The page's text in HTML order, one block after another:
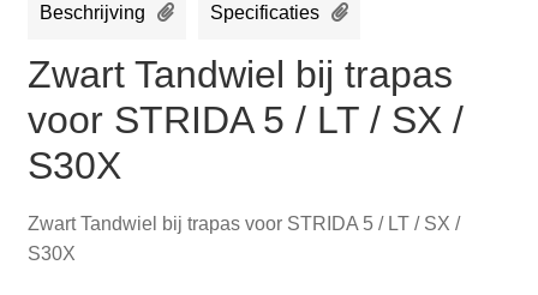
Beschrijving Specificaties
Zwart Tandwiel bij trapas
voor STRIDA 5 / LT / SX /
S30X
Zwart Tandwiel bij trapas voor STRIDA 5 / LT / SX /
S30X